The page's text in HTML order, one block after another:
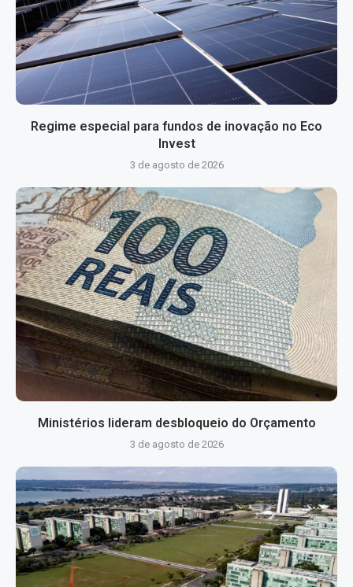
Regime especial para fundos de inovação no Eco
Invest
3 de agosto de 2026
Ministérios lideram desbloqueio do Orçamento
3 de agosto de 2026